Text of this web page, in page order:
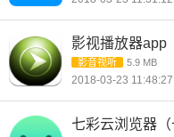
影视播放器app
影音视听 5.9 MB
2018-03-23 11:48:27
七彩云浏览器（